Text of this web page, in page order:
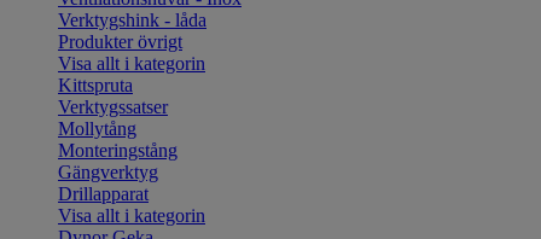
Verktygshink - låda
Produkter övrigt
Visa allt i kategorin
Kittspruta
Verktygssatser
Mollytång
Monteringstång
Gängverktyg
Drillapparat
Visa allt i kategorin